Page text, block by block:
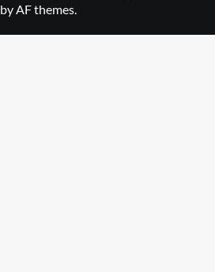
by AF themes.